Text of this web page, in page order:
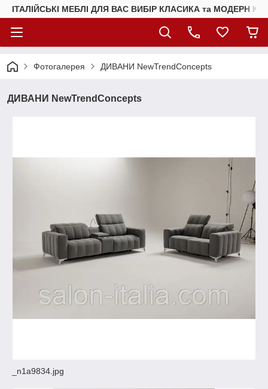
ІТАЛІЙСЬКІ МЕБЛІ ДЛЯ ВАС ВИБІР КЛАСИКА та МОДЕРН
Фотогалерея ДИВАНИ NewTrendConcepts
ДИВАНИ NewTrendConcepts
_n1a9834.jpg